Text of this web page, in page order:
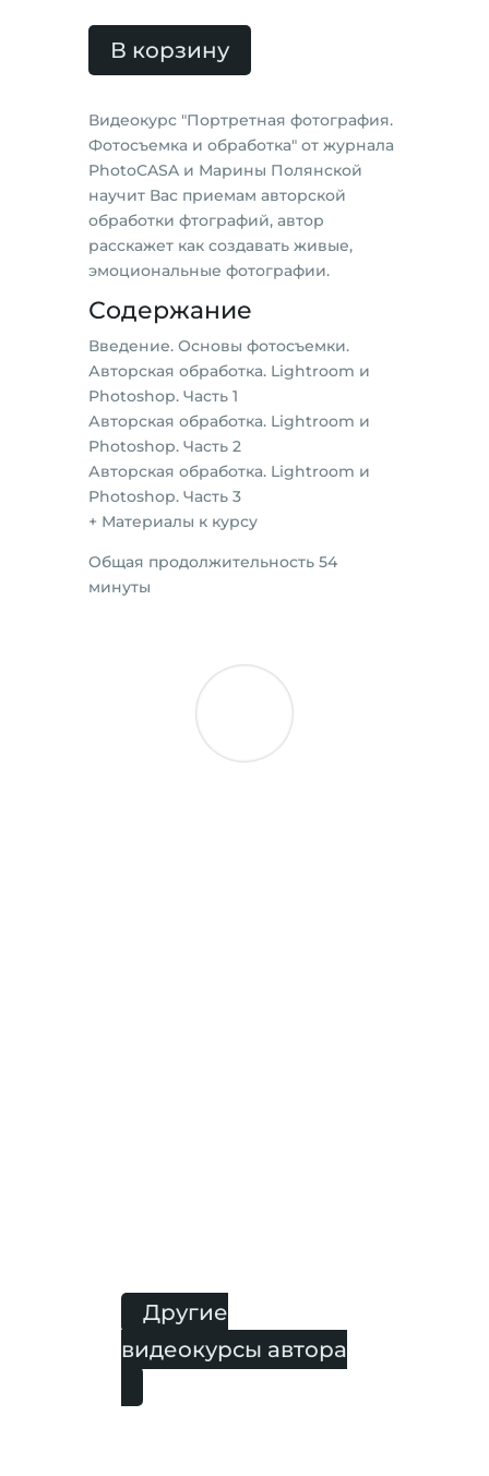
В корзину
Видеокурс "Портретная фотография.
Фотосъемка и обработка" от журнала
PhotoCASA и Марины Полянской
научит Вас приемам авторской
обработки фтографий, автор
расскажет как создавать живые,
эмоциональные фотографии.
Содержание
Введение. Основы фотосъемки.
Авторская обработка. Lightroom и
Photoshop. Часть 1
Авторская обработка. Lightroom и
Photoshop. Часть 2
Авторская обработка. Lightroom и
Photoshop. Часть 3
+ Материалы к курсу
Oбщая продолжительность 54
минуты
Другие
видеокурсы автора